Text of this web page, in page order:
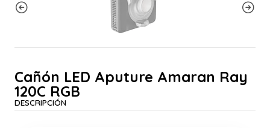
Cañón LED Aputure Amaran Ray
120C RGB
DESCRIPCIÓN